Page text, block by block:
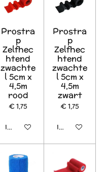
Prostra
p
Zelfhec
htend
zwachte
l 5cm x
4,5m
rood
€ 1,75
In winkelwagen
Prostra
p
Zelfhec
htend
zwachte
l 5cm x
4,5m
zwart
€ 1,75
In winkelwagen